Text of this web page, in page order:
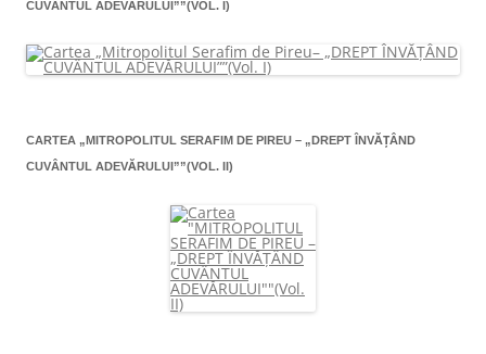
CUVÂNTUL ADEVĂRULUI””(VOL. I)
CARTEA „MITROPOLITUL SERAFIM DE PIREU – „DREPT ÎNVĂŢÂND
CUVÂNTUL ADEVĂRULUI””(VOL. II)